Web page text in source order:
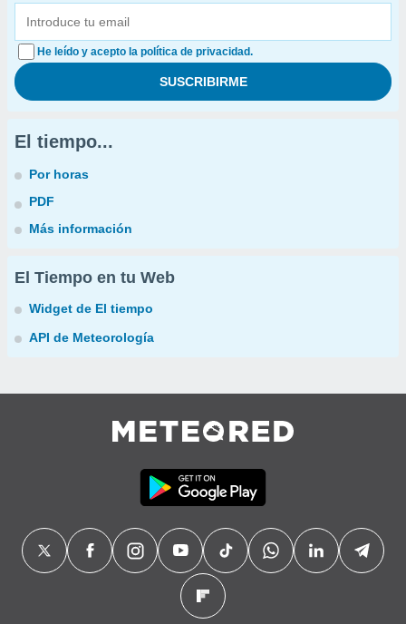
He leído y acepto la política de privacidad.
El tiempo...
Por horas
PDF
Más información
El Tiempo en tu Web
Widget de El tiempo
API de Meteorología